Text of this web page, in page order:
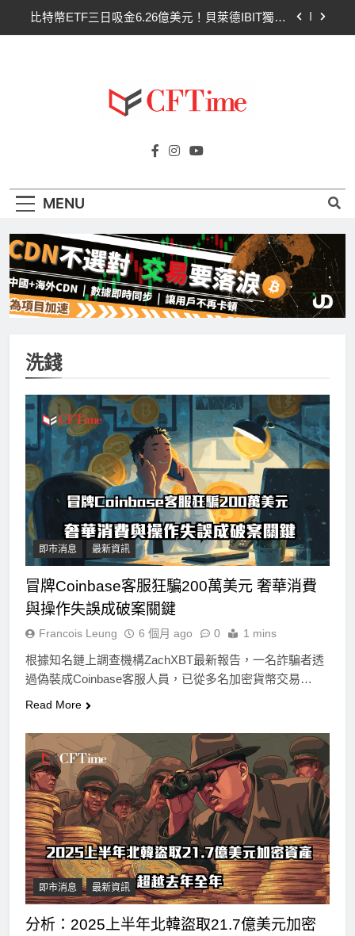
比特幣ETF三日吸金6.26億美元！貝萊德IBIT獨佔
以太幣區間壓縮！100日均線1,920成關鍵 期貨槓
桿比率逼近0.65
比特幣ETF三日吸金6.26億美元！貝萊德IBIT獨佔
CLARITY法案最後闖關！開發者免責與總統道德條
Cftime.io
AI（ChatGPT）、區塊鏈、NFT、加密貨
MENU
洗錢
即市消息 最新資訊
冒牌Coinbase客服狂騙200萬美元 奢華消費
與操作失誤成破案關鍵
Francois Leung 6 個月 ago 0 1 mins
根據知名鏈上調查機構ZachXBT最新報告，一名詐騙者透
過偽裝成Coinbase客服人員，已從多名加密貨幣交易…
Read More
即市消息 最新資訊
分析：2025上半年北韓盜取21.7億美元加密